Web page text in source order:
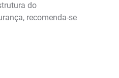
do
recomenda-se